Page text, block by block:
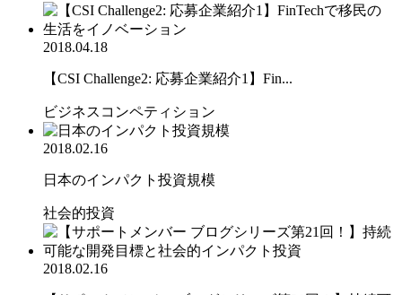
2018.04.18
【CSI Challenge2: 応募企業紹介1】Fin...
ビジネスコンペティション
2018.02.16
日本のインパクト投資規模
社会的投資
2018.02.16